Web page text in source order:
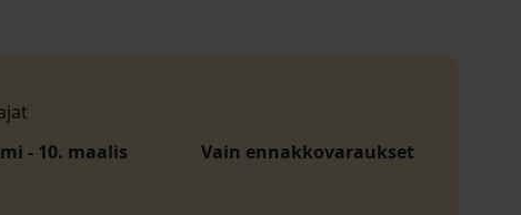
- 10. maalis
Vain ennakkovaraukset